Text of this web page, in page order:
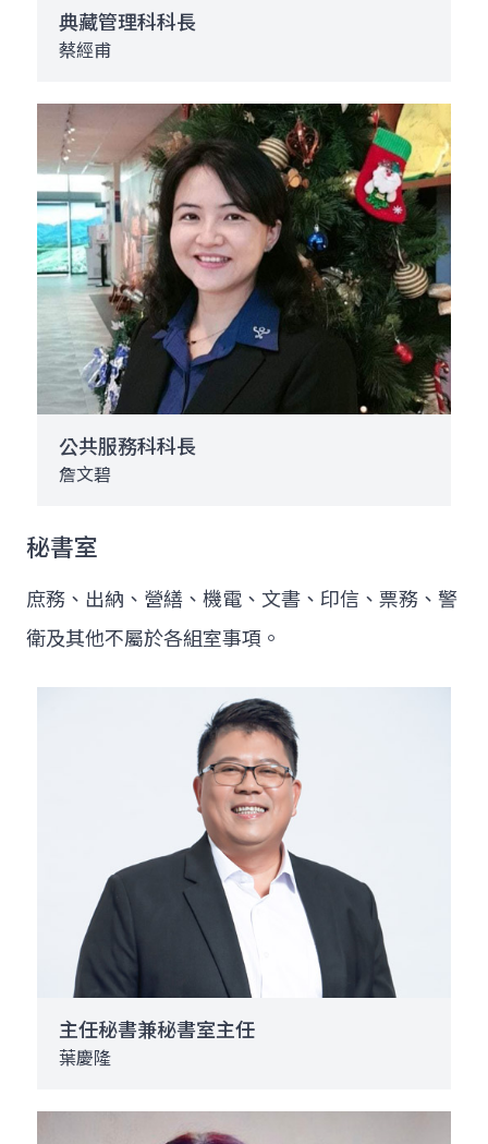
典藏管理科科長
蔡經甫
公共服務科科長
詹文碧
秘書室
庶務、出納、營繕、機電、文書、印信、票務、警
衛及其他不屬於各組室事項。
主任秘書兼秘書室主任
葉慶隆